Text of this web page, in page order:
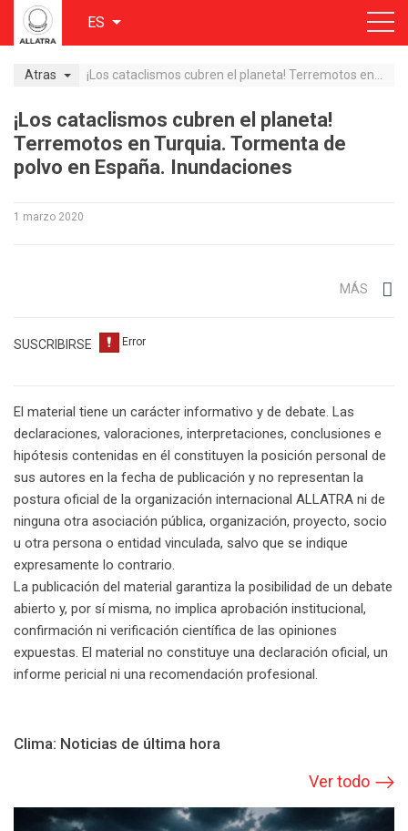
ES
Atras
¡Los cataclismos cubren el planeta!
Terremotos en Turquia. Tormenta de
polvo en España. Inundaciones
1 marzo 2020
MÁS
SUSCRIBIRSE
El material tiene un carácter informativo y de debate. Las
declaraciones, valoraciones, interpretaciones, conclusiones e
hipótesis contenidas en él constituyen la posición personal de
sus autores en la fecha de publicación y no representan la
postura oficial de la organización internacional ALLATRA ni de
ninguna otra asociación pública, organización, proyecto, socio
u otra persona o entidad vinculada, salvo que se indique
expresamente lo contrario.
La publicación del material garantiza la posibilidad de un debate
abierto y, por sí misma, no implica aprobación institucional,
confirmación ni verificación científica de las opiniones
expuestas. El material no constituye una declaración oficial, un
informe pericial ni una recomendación profesional.
Clima: Noticias de última hora
Ver todo